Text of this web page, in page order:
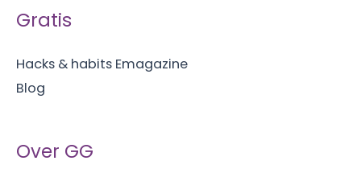
Gratis
Hacks & habits Emagazine
Blog
Over GG